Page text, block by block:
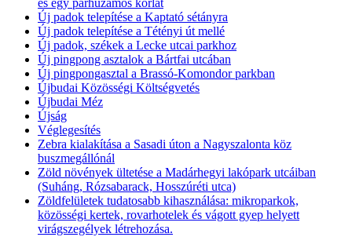
és egy párhuzamos korlát
Új padok telepítése a Kaptató sétányra
Új padok telepítése a Tétényi út mellé
Új padok, székek a Lecke utcai parkhoz
Új pingpong asztalok a Bártfai utcában
Új pingpongasztal a Brassó-Komondor parkban
Újbudai Közösségi Költségvetés
Újbudai Méz
Újság
Véglegesítés
Zebra kialakítása a Sasadi úton a Nagyszalonta köz
buszmegállónál
Zöld növények ültetése a Madárhegyi lakópark utcáiban
(Suháng, Rózsabarack, Hosszúréti utca)
Zöldfelületek tudatosabb kihasználása: mikroparkok,
közösségi kertek, rovarhotelek és vágott gyep helyett
virágszegélyek létrehozása.